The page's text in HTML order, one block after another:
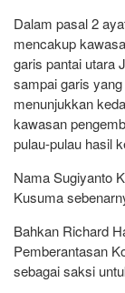
Dalam pasal 2
mencakup
garis pantai utara
sampai garis
menunjukkan
kawasan
pulau-pulau hasil
Nama Sugiyanto
Kusuma
Bahkan Richard
Pemberantasan
sebagai saksi